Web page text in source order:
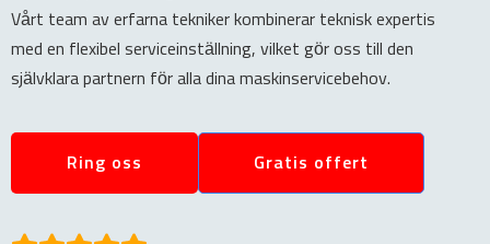
Vårt team av erfarna tekniker kombinerar teknisk expertis
med en flexibel serviceinställning, vilket gör oss till den
självklara partnern för alla dina maskinservicebehov.
Ring oss Gratis offert